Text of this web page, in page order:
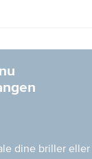
dine briller